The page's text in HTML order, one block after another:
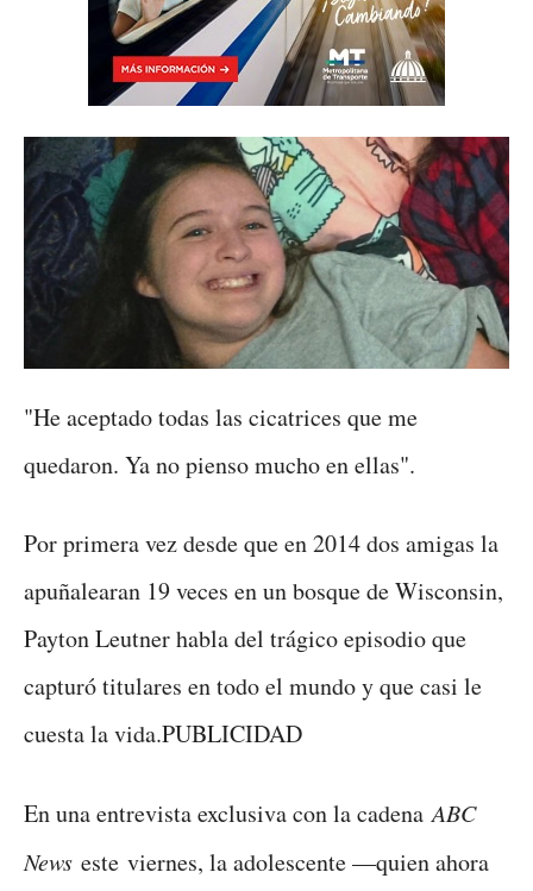
"He aceptado todas las cicatrices que me
quedaron. Ya no pienso mucho en ellas".
Por primera vez desde que en 2014 dos amigas la
apuñalearan 19 veces en un bosque de Wisconsin,
Payton Leutner habla del trágico episodio que
capturó titulares en todo el mundo y que casi le
cuesta la vida.PUBLICIDAD
En una entrevista exclusiva con la cadenaABC
News este viernes, la adolescente —quien ahora